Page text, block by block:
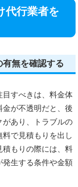
代行業者を
無を確認する
すべきは、料金体
が不透明だと、後
あり、トラブルの
で見積もりを出し
もりの際には、料
生する条件や金額